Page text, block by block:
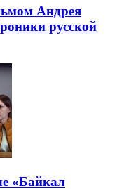
Андрея
русской
«Байкал